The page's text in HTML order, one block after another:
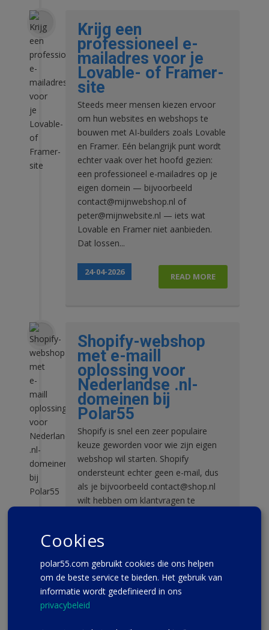
Krijg een
professioneel e-
mailadres voor je
Lovable- of Framer-
site
Steeds meer mensen kiezen ervoor
om hun websites en webshops te
bouwen met AI-builders zoals Lovable
en Framer. Eén belangrijk punt wordt
echter vaak over het hoofd gezien:
een professioneel e-mailadres op je
eigen domein — bijvoorbeeld
contact@mijnwebshop.nl of
peter@mijnwebsite.nl — iets wat
Lovable en Framer niet aanbieden.
Dat lossen...
READ MORE
24-04-2026
Shopify-webshop
met e-maill
oplossing voor
Nederlandse .nl-
domeinen bij
Polar55
Shopify is snel een zeer populaire
keuze geworden voor wie zijn eigen
webshop wil starten. Shopify
ondersteunt echter geen e-mail, dus
als je bijvoorbeeld contact@shop.nl
wilt hebben om klantvragen te
met alleen een Shopify-account.
READ MORE
Cookies
polar55.com gebruikt cookies die ons helpen
om de beste service te bieden. Het gebruik van
informatie wordt gedefinieerd in ons
privacybeleid